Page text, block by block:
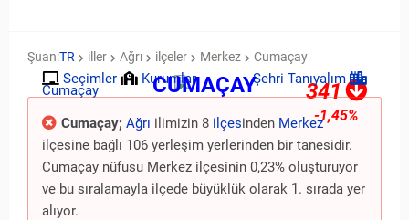
Şuan:TR iller Ağrı ilçeler Merkez Cumaçay
Seçimler Kurumlar
Cumaçay 341
-1,45%
Şehri Tanıyalım
CUMAÇAY
Cumaçay; Ağrı ilimizin 8 ilçesinden Merkez
ilçesine bağlı 106 yerleşim yerlerinden bir tanesidir.
Cumaçay nüfusu Merkez ilçesinin 0,23% oluşturuyor
ve bu sıralamayla ilçede büyüklük olarak 1. sırada yer
alıyor.